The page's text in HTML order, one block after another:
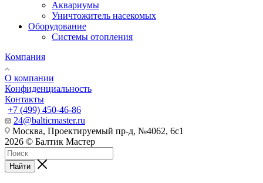
Аквариумы
Уничтожитель насекомых
Оборудование
Системы отопления
Компания
О компании
Конфиденциальность
Контакты
+7 (499) 450-46-86
24@balticmaster.ru
Москва, Проектируемый пр-д, №4062, 6с1
2026 © Балтик Мастер
Найти